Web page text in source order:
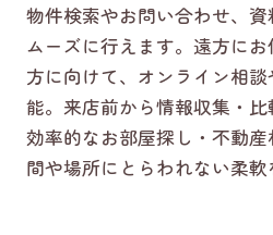
物件検索やお問い合わせ、資
ムーズに行えます。遠方に
方に向けて、オンライン相
能。来店前から情報収集・比
効率的なお部屋探し・不動
間や場所にとらわれない柔軟